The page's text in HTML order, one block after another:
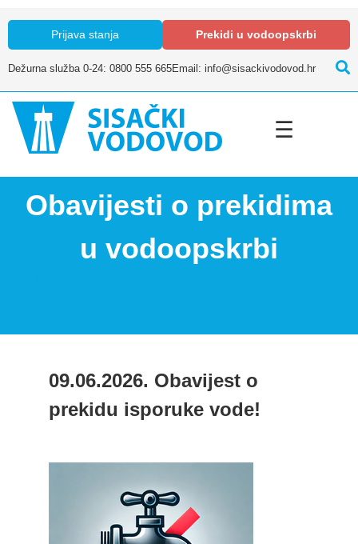
Prijava stanja Prekidi u vodoopskrbi
Dežurna služba 0-24: 0800 555 665Email: info@sisackivodovod.hr
☰
Obavijesti o prekidima
u vodoopskrbi
09.06.2026. Obavijest o
prekidu isporuke vode!